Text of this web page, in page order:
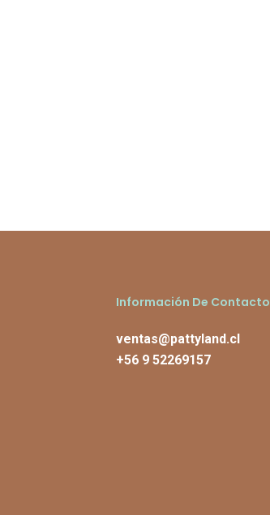
Información De Contacto
ventas@pattyland.cl
+56 9 52269157